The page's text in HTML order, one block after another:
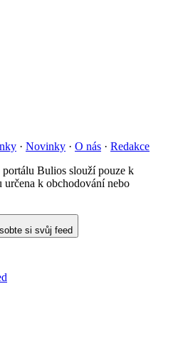
· Novinky · O nás · Redakce
portálu Bulios slouží pouze k
k obchodování nebo
si svůj feed